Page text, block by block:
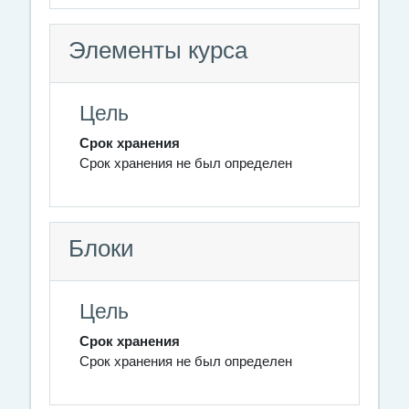
Элементы курса
Цель
Срок хранения
Срок хранения не был определен
Блоки
Цель
Срок хранения
Срок хранения не был определен